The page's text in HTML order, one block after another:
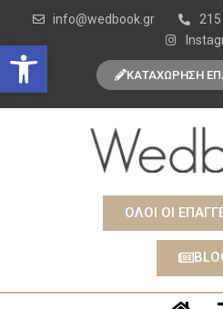
Open toolbar
info@wedbook.gr
ΚΑΤΑΧΩΡΗΣΗ
ΟΛΟΙ ΟΙ